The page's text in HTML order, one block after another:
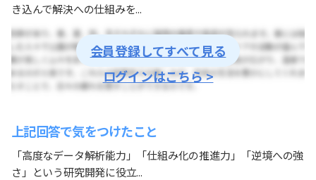
き込んで解決への仕組みを...
会員登録してすべて見る
ログインはこちら >
上記回答で気をつけたこと
「高度なデータ解析能力」「仕組み化の推進力」「逆境への強
さ」という研究開発に役立...